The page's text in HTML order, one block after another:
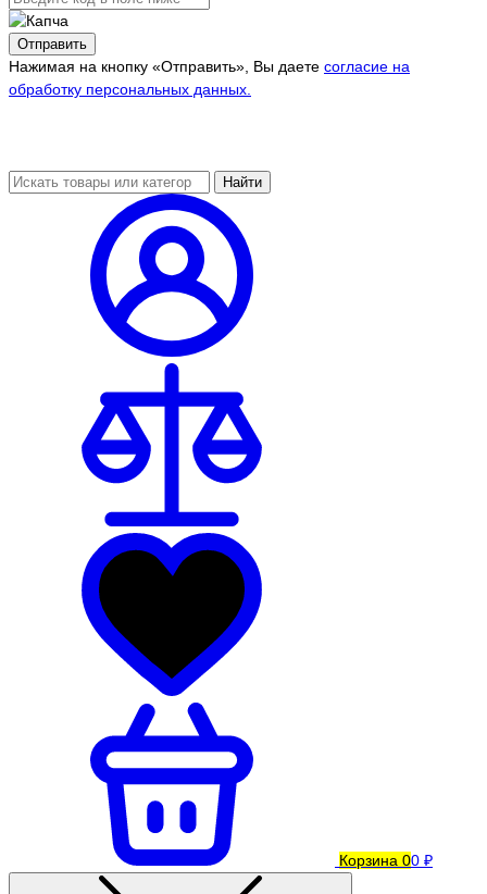
Отправить
Нажимая на кнопку «Отправить», Вы даете согласие на
обработку персональных данных.
Найти
Корзина 00 ₽